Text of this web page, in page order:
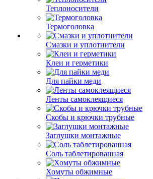
Теплоносители
Термоголовка
Смазки и уплотнители
Клеи и герметики
Для пайки меди
Ленты самоклеящиеся
Скобы и крючки трубные
Заглушки монтажные
Соль таблетированная
Хомуты обжимные